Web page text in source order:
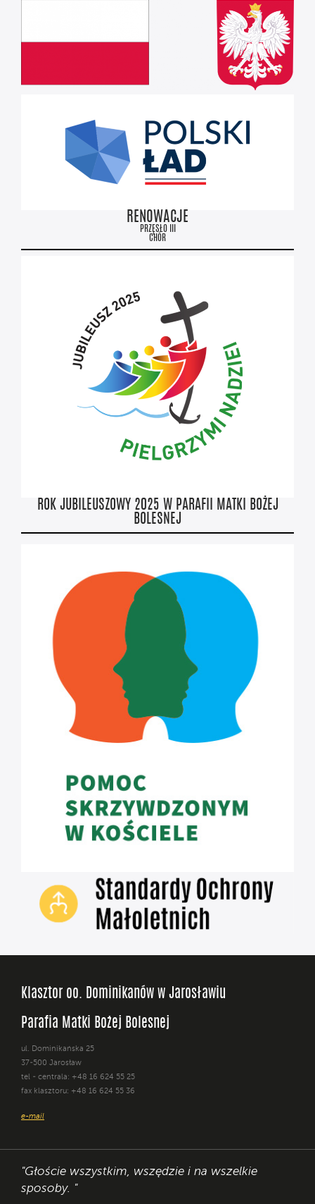
RENOWACJE
PRZĘSŁO III
CHÓR
ROK JUBILEUSZOWY 2025 W PARAFII MATKI BOŻEJ
BOLESNEJ
Klasztor oo. Dominikanów w Jarosławiu
Parafia Matki Bożej Bolesnej
ul. Dominikańska 25
37-500 Jarosław
tel - centrala: +48 16 624 55 25
fax klasztoru: +48 16 624 55 36
e-mail
"Głoście wszystkim, wszędzie i na wszelkie
sposoby. "